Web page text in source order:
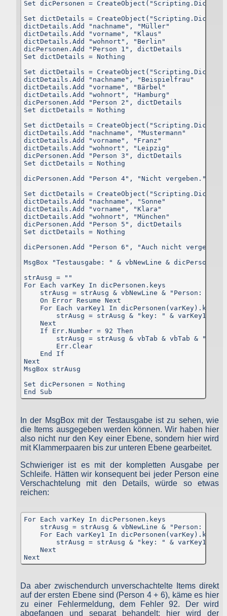
Dateien, durch deren Speicherung dem PC Google die Daten Ihrer
Benutzung unserer Website analysieren kann. Zudem werden bei
Google AdSense zusätzlich Web Beacons verwendet, nicht
sichtbare Grafiken, die es Google ermöglichen, Klicks auf dieser
Website, den Verkehr auf dieser und ähnliche Informationen zu
analysieren.
Die über Cookies und Web Beacons erhaltenen Informationen, Ihre
einen Server von Google mit Standort in den USA übermittelt und
dort gespeichert. Google wird diese gesammelten Informationen
möglicherweise an Dritte weitergeben, wenn dies gesetzlich
erforderlich ist oder Google gegenüber Dritten die
Datenverarbeitung in Auftrag gibt. Allerdings wird Google Ihre IP-
Adresse zusammen mit den anderen gespeicherten Daten
Durch entsprechende Einstellungen an Ihrem Internetbrowser
können Sie verhindern, dass die genannten Cookies auf Ihrem PC
gespeichert werden. Dadurch besteht jedoch die Möglichkeit, dass
die Inhalte dieser Website nicht mehr in gleichem Umfang genutzt
werden können. Durch die Nutzung dieser Website willigen Sie in
Google in der zuvor beschriebenen Art und Weise und zu dem
Bei dieser Website ist eingestellt, dass nicht personalisierte
Anzeigen eingeblendet werden. Das heißt, es werden
Kontextinformationen herangezogen und nicht das bisherige
Verhalten des Nutzers. Für solche Anzeigen werden zwar keine
Cookies für personalisierte Anzeigen eingesetzt, aber Cookies, die
Anzeigenberichte und zum Bekämpfen von Betrug und Missbrauch
bzw. in denen unsere Dienste genutzt werden
Weitere Google-Dienste (Google-Maps und YouTube)
Auf dieser Website werden zur Darstellung bestimmter Inhalte
weitere Dienste von Google genutzt, so Google-Maps und
YouTube. Auch hierbei empfängt Google Nutzerdaten. Den
Umgang damit beschreibt Google in seinerDatenschutzerklärung
Social-Media-Plugins
bei Social-Media-Diensten zu teilen, insbesondere bei Twitter,
facebook und Google+. Dazu sind die Codes und Buttons der
jeweiligen Dienste als Plugins enthalten.
Browser und den Servern des Dienstes her. Der Websitebetreiber
hat keinerlei Einfluss auf die Natur und den Umfang der Daten,
welche das Plugin an die Server der Social-Media-Dienste
übermittelt. Informationen bezüglich facebook finden Sie hier:
https://www.facebook.com/help/186325668085084 .
Das Plugin informiert die Dienste darüber, dass Sie als Nutzer diese
Website besucht haben. Es besteht hierbei die Möglichkeit, dass
Ihre IP-Adresse gespeichert wird. Sind Sie während des Besuchs
auf dieser Website in einem entsprechenden Dienst eingeloggt,
teilen oder „liken“ –, werden die entsprechenden Informationen
ebenfalls an die Facebook Inc. oder die jeweiligen anderen Dienste
übermittelt. Möchten Sie verhindern, dass ein Dienst diese Daten
mit Ihrem dortigen Konto verknüpft, loggen Sie sich bitte vor dem
Besuch dieser Website dort aus und löschen Sie die gespeicherten
Über Ihr facebook-Profil können Sie weitere Einstellungen zur
Daten für Werbezwecke widersprechen. Zu den Einstellungen
gelangen Sie hier:https://www.facebook.com/ads/preferences/?
entry_product=ad_settings_screen
Cookie-Deaktivierungsseite der US-amerikanischen Website:
http://optout.aboutads.info/?c=2#!/
Set dicPersonen =
Set dictDetails =
dictDetails.Add "nachname", "Müller"
dictDetails.Add "vorname", "Klaus"
dictDetails.Add "wohnort", "Berlin"
dicPersonen.Add "Person 1", dictDetails
Set dictDetails = Nothing
Set dictDetails =
dictDetails.Add "nachname", "Beispielfrau"
dictDetails.Add "vorname", "Bärbel"
dictDetails.Add "wohnort", "Hamburg"
dicPersonen.Add "Person 2", dictDetails
Set dictDetails = Nothing
Set dictDetails =
dictDetails.Add "nachname", "Mustermann"
dictDetails.Add "vorname", "Franz"
dictDetails.Add "wohnort", "Leipzig"
dicPersonen.Add "Person 3", dictDetails
Set dictDetails = Nothing
dicPersonen.Add "Person 4", "Nicht vergeben."
Set dictDetails =
dictDetails.Add "nachname", "Sonne"
dictDetails.Add "vorname", "Klara"
dictDetails.Add "wohnort", "München"
dicPersonen.Add "Person 5", dictDetails
Set dictDetails = Nothing
dicPersonen.Add "Person 6", "Auch nicht vergeben."
MsgBox "Testausgabe: " & vbNewLine &
strAusg = ""
For Each varKey In dicPersonen.keys
strAusg = strAusg & vbNewLine & "Person: " &
    On Error Resume Next
    For Each varKey1 In dicPersonen(varKey).keys
strAusg = strAusg & "key: " & varKey1 &
    Next
    If Err.Number = 92 Then
strAusg = strAusg & vbTab & vbTab &
        Err.Clear
    End If
Next
MsgBox strAusg
Set dicPersonen = Nothing
End Sub
In der MsgBox mit der Testausgabe ist zu sehen, wie
die Items ausgegeben werden können. Wir haben hier
also nicht nur den Key einer Ebene, sondern hier wird
mit Klammerpaaren bis zur unteren Ebene gearbeitet.
Schwieriger ist es mit der kompletten Ausgabe per
Schleife. Hätten wir konsequent bei jeder Person eine
Verschachtelung mit den Details, würde so etwas
reichen:
For Each varKey In dicPersonen.keys
strAusg = strAusg & vbNewLine & "Person: " &
    For Each varKey1 In dicPersonen(varKey).keys
strAusg = strAusg & "key: " & varKey1 &
    Next
Next
Da aber zwischendurch unverschachtelte Items direkt
auf der ersten Ebene sind (Person 4 + 6), käme es hier
zu einer Fehlermeldung, dem Fehler 92. Der wird
abgefangen und separat behandelt; hier wird der